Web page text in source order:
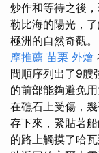
炒作和等待之後
勒比海的陽光，
極洲的自然奇觀。
摩推薦 苗栗 外燴
間順序列出了9艘
的前部能夠避免
在礁石上受傷，
存下來，緊貼著船
的路上觸摸了哈